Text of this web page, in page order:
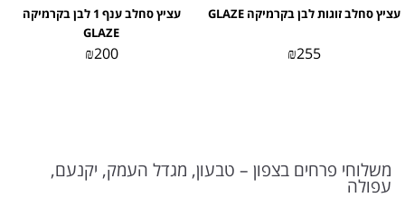
עציץ סחלב זוגות לבן בקרמיקה GLAZE
₪255
עציץ סחלב ענף 1 לבן בקרמיקה
GLAZE
₪200
משלוחי פרחים בצפון – טבעון, מגדל העמק, יקנעם,
עפולה